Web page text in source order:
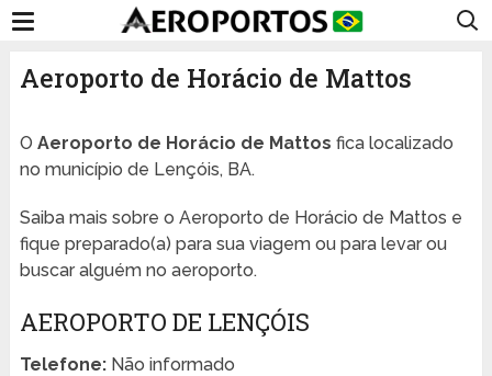
Aeroporto de Horácio de Mattos
O Aeroporto de Horácio de Mattos fica localizado
no município de Lençóis, BA.
Saiba mais sobre o Aeroporto de Horácio de Mattos e
fique preparado(a) para sua viagem ou para levar ou
buscar alguém no aeroporto.
AEROPORTO DE LENÇÓIS
Telefone:Não informado